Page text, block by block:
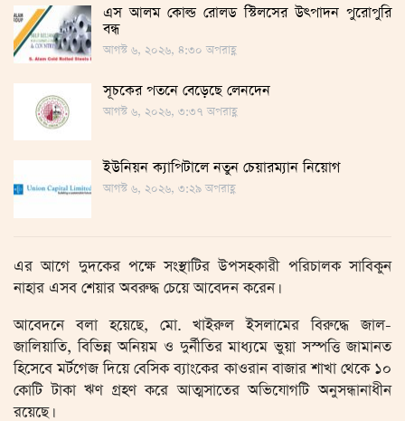
এস আলম কোল্ড রোলড স্টিলসের উৎপাদন পুরোপুরি
বন্ধ
আগস্ট ৬, ২০২৬, ৪:৩০ অপরাহ্ণ
সূচকের পতনে বেড়েছে লেনদেন
আগস্ট ৬, ২০২৬, ৩:৩৭ অপরাহ্ণ
ইউনিয়ন ক্যাপিটালে নতুন চেয়ারম্যান নিয়োগ
আগস্ট ৬, ২০২৬, ৩:২৯ অপরাহ্ণ
এর আগে দুদকের পক্ষে সংস্থাটির উপসহকারী পরিচালক সাবিকুন
নাহার এসব শেয়ার অবরুদ্ধ চেয়ে আবেদন করেন।
আবেদনে বলা হয়েছে, মো. খাইরুল ইসলামের বিরুদ্ধে জাল-
জালিয়াতি, বিভিন্ন অনিয়ম ও দুর্নীতির মাধ্যমে ভুয়া সস্পত্তি জামানত
হিসেবে মর্টগেজ দিয়ে বেসিক ব্যাংকের কাওরান বাজার শাখা থেকে ১০
কোটি টাকা ঋণ গ্রহণ করে আত্মসাতের অভিযোগটি অনুসন্ধানাধীন
রয়েছে।